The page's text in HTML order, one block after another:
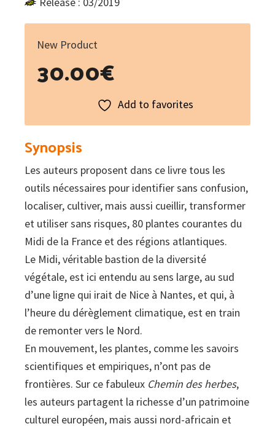
New Product
30.00€
Add to favorites
Synopsis
Les auteurs proposent dans ce livre tous les
outils nécessaires pour identifier sans confusion,
localiser, cultiver, mais aussi cueillir, transformer
et utiliser sans risques, 80 plantes courantes du
Midi de la France et des régions atlantiques.
Le Midi, véritable bastion de la diversité
végétale, est ici entendu au sens large, au sud
d’une ligne qui irait de Nice à Nantes, et qui, à
l’heure du dérèglement climatique, est en train
de remonter vers le Nord.
En mouvement, les plantes, comme les savoirs
scientifiques et empiriques, n’ont pas de
frontières. Sur ce fabuleux Chemin des herbes,
les auteurs partagent la richesse d’un patrimoine
culturel européen, mais aussi nord-africain et